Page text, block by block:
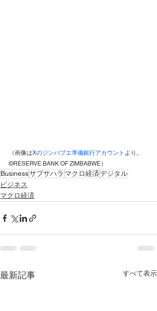
（画像はXのジンバブエ準備銀行アカウント より。
©RESERVE BANK OF ZIMBABWE）
Businessサブサハラ マクロ経済デジタル
ビジネス
マクロ経済
最新記事 すべて表示